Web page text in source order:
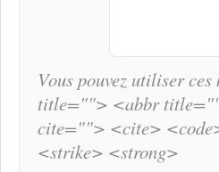
Vous pouvez utiliser
title=""> <abbr
cite=""> <cite>
<strike> <strong>